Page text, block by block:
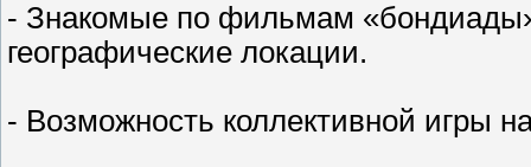
- Знакомые по фильмам
географические локации.
- Возможность коллективной игры